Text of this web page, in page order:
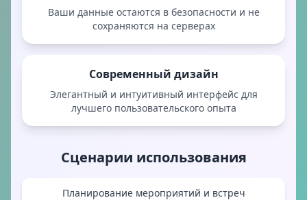
Ваши данные остаются в безопасности и не
сохраняются на серверах
Современный дизайн
Элегантный и интуитивный интерфейс для
лучшего пользовательского опыта
Сценарии использования
Планирование мероприятий и встреч